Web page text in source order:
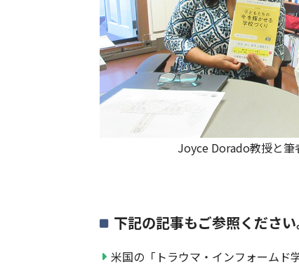
Joyce Dorado教授と筆
下記の記事もご参照ください
米国の「トラウマ・インフォームド